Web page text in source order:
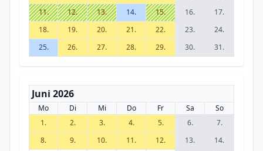
11.
12. 13. 14. 15. 16.
17.
18.
19. 20. 21. 22. 23.
24.
25.
26. 27. 28. 29. 30. 31.
Juni 2026
Mo Di Mi Do Fr Sa
So
1.
2. 3. 4. 5. 6.
7.
8.
9. 10. 11. 12. 13.
14.